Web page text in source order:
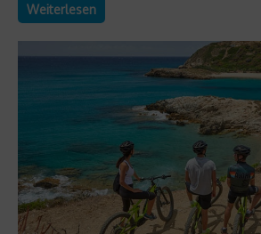
Weiterlesen
Aufgedeckt